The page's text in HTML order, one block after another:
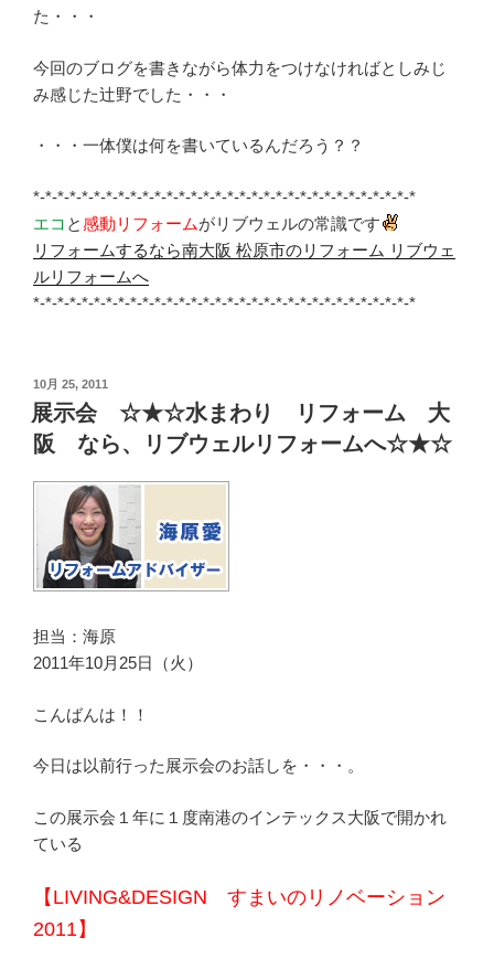
た・・・
今回のブログを書きながら体力をつけなければとしみじ
み感じた辻野でした・・・
・・・一体僕は何を書いているんだろう？？
*-*-*-*-*-*-*-*-*-*-*-*-*-*-*-*-*-*-*-*-*-*-*-*-*-*-*-*-*-*-*-*
エコ と感動リフォームがリブウェルの常識です
リフォームするなら南大阪 松原市のリフォーム リブウェ
ルリフォームへ
*-*-*-*-*-*-*-*-*-*-*-*-*-*-*-*-*-*-*-*-*-*-*-*-*-*-*-*-*-*-*-*
投
稿
日:
10月 25, 2011
展示会 ☆★☆水まわり リフォーム 大
阪 なら、リブウェルリフォームへ☆★☆
担当：海原
2011年10月25日（火）
こんばんは！！
今日は以前行った展示会のお話しを・・・。
この展示会１年に１度南港のインテックス大阪で開かれ
ている
【LIVING&DESIGN すまいのリノベーション
2011】